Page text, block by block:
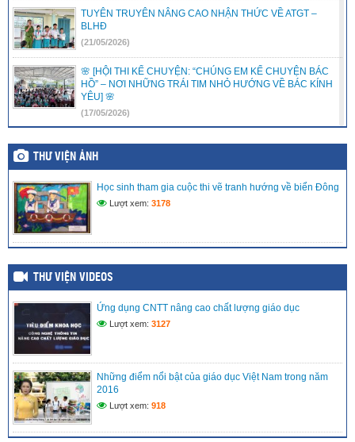
TUYÊN TRUYÊN NÂNG CAO NHẬN THỨC VỀ ATGT –
BLHĐ
(21/05/2026)
🌸 [HỘI THI KỂ CHUYỆN: “CHÚNG EM KỂ CHUYỆN BÁC
HỒ” – NƠI NHỮNG TRÁI TIM NHỎ HƯỚNG VỀ BÁC KÍNH
YÊU] 🌸
(17/05/2026)
LIÊN ĐỘI TRƯỜNG TIỂU HỌC VĨNH PHONG 3 RỘN RÀNG
RA MẮT CÂU LẠC BỘ VĂN NGHỆ – ƯƠM MẦM TÀI NĂNG
(15/05/2026)
LIÊN ĐỘI TRƯỜNG TIỂU HỌC VĨNH PHONG 3 TRAO TẶNG
QUÀ HỖ TRỢ CHO THIẾU NHI CÓ HOÀN CẢNH KHÓ
KHĂN
MÔ HÌNH TRẢI NGHIỆM SÁNG TẠO: “CHẮP CÁNH TÀI
NĂNG NHÍ TRÊN NỀN TẢNG SỐ” TẠI LIÊN ĐỘI TIỂU HỌC
VĨNH PHONG 3 NĂM 2025 – 2026
(27/04/2026)
THƯ VIỆN ẢNH
Học sinh tham gia cuộc thi vẽ tranh hướng về biển Đông
Lượt xem: 3178
THƯ VIỆN VIDEOS
Ứng dụng CNTT nâng cao chất lượng giáo dục
Lượt xem: 3127
Những điểm nổi bật của giáo dục Việt Nam trong năm
2016
Lượt xem: 918